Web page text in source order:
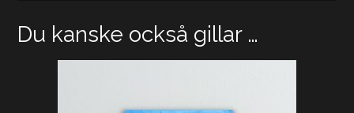
Du kanske också gillar …